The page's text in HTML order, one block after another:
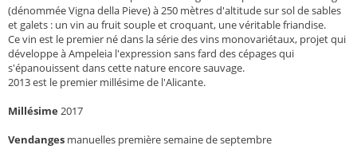
(dénommée Vigna della Pieve) à 250 mètres d'altitude sur sol de sables
et galets : un vin au fruit souple et croquant, une véritable friandise.
Ce vin est le premier né dans la série des vins monovariétaux, projet qui
développe à Ampeleia l'expression sans fard des cépages qui
s'épanouissent dans cette nature encore sauvage.
2013 est le premier millésime de l'Alicante.
Millésime 2017
Vendanges manuelles première semaine de septembre